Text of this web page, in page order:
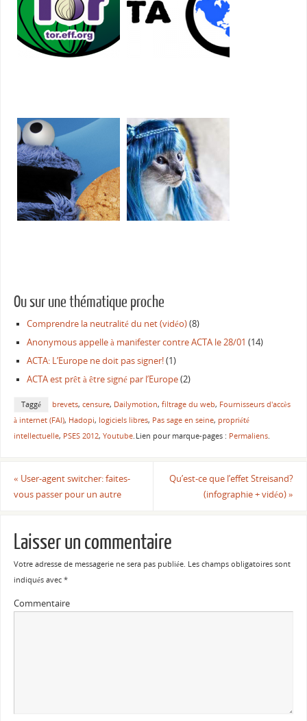
Ou sur une thématique proche
Comprendre la neutralité du net (vidéo)(8)
Anonymous appelle à manifester contre ACTA le 28/01 (14)
ACTA: L’Europe ne doit pas signer!(1)
ACTA est prêt à être signé par l’Europe(2)
Taggé brevets, censure, Dailymotion, filtrage du web, Fournisseurs d'accès
à internet (FAI), Hadopi, logiciels libres, Pas sage en seine, propriété
intellectuelle, PSES 2012, Youtube. Lien pour marque-pages : Permaliens.
« User-agent switcher: faites-
vous passer pour un autre
Qu’est-ce que l’effet Streisand?
(infographie + vidéo)»
Laisser un commentaire
Votre adresse de messagerie ne sera pas publiée. Les champs obligatoires sont
indiqués avec *
Commentaire